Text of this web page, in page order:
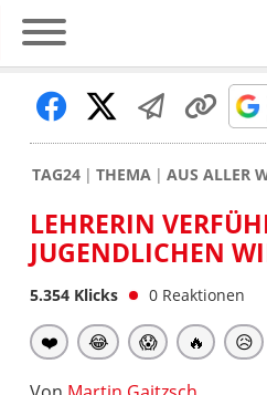
TAG24 THEMA AUS ALLER
LEHRERIN
JUGENDLICHEN
5.354 Klicks 0 Reaktionen
❤️ 😂 😱 🔥 😥